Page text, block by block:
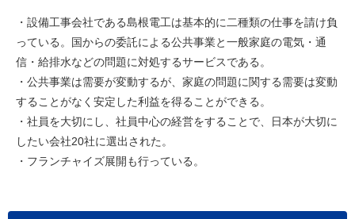
・設備工事会社である島根電工は基本的に二種類の仕事を請け負
っている。国からの委託による公共事業と一般家庭の電気・通
信・給排水などの問題に対処するサービスである。
・公共事業は需要が変動するが、家庭の問題に関する需要は変動
することがなく安定した利益を得ることができる。
・社員を大切にし、社員中心の経営をすることで、日本が大切に
したい会社20社に選出された。
・フランチャイズ展開も行っている。